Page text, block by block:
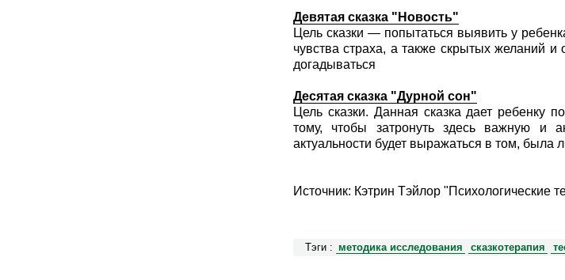
Девятая сказка "Новость"
Цель сказки — попытаться выявить у
чувства страха, а также скрытых желаний
догадываться
Десятая сказка "Дурной сон"
Цель сказки. Данная сказка дает ребенку
тому, чтобы затронуть здесь важную и
актуальности будет выражаться в том, была
Источник: Кэтрин Тэйлор "Психологические
Тэги : методика исследования сказкотерапия